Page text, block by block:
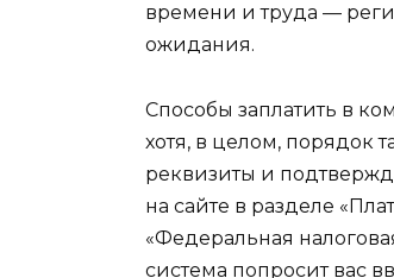
времени и труда —
ожидания.
Способы заплатить в
хотя, в целом, порядок
реквизиты и
на сайте в разделе
«Федеральная
система попросит вас